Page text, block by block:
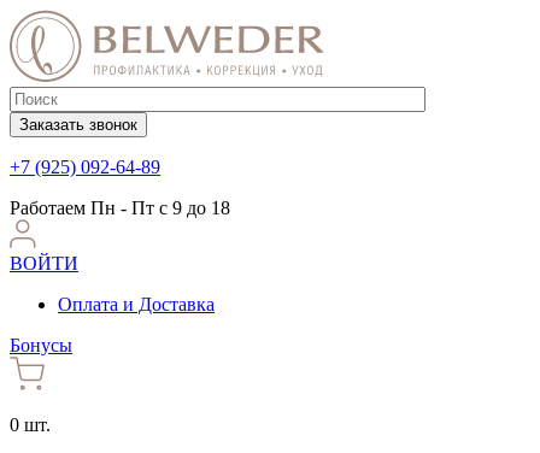
Заказать звонок
+7 (925) 092-64-89
Работаем Пн - Пт с 9 до 18
ВОЙТИ
Оплата и Доставка
Бонусы
0 шт.